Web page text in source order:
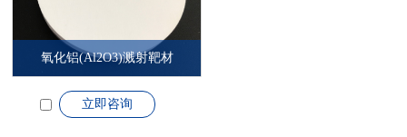
氧化铝(Al2O3)溅射靶材
立即咨询